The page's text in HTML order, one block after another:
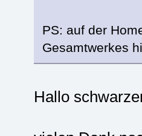
PS: auf der
Gesamtwerkes
Hallo